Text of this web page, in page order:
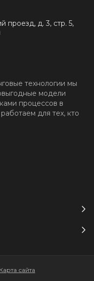
проезд, д. 3, стр. 5,
технологии мы
модели
процессов в
для тех, кто
Карта сайта